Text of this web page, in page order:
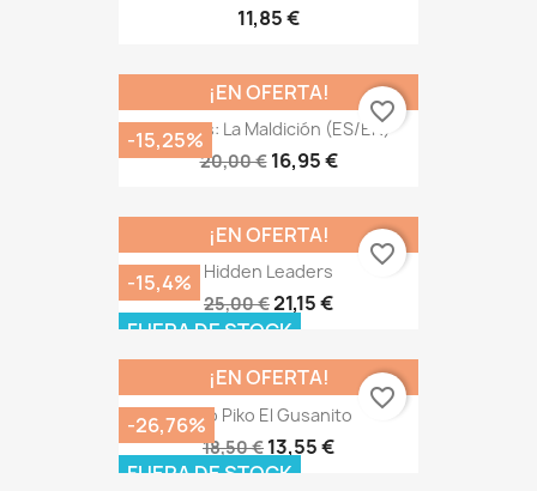
11,85 €
Apophis: La Maldición (ES/EN)
20,00 € 16,95 €
¡EN OFERTA!
-15,25%
favorite_border
Hidden Leaders
25,00 €21,15 €
¡EN OFERTA!
-15,4%
FUERA DE STOCK
favorite_border
Piko Piko El Gusanito
18,50 € 13,55 €
¡EN OFERTA!
-26,76%
FUERA DE STOCK
favorite_border